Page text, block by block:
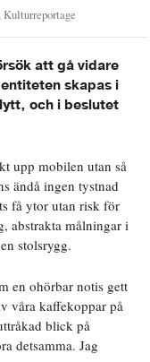
Kulturreportage
att gå vidare
skapas i
och i beslutet
upp mobilen utan så
ändå ingen tystnad
få ytor utan risk för
abstrakta målningar i
stolsrygg.
en ohörbar notis gett
våra kaffekoppar på
blick på
detsamma. Jag